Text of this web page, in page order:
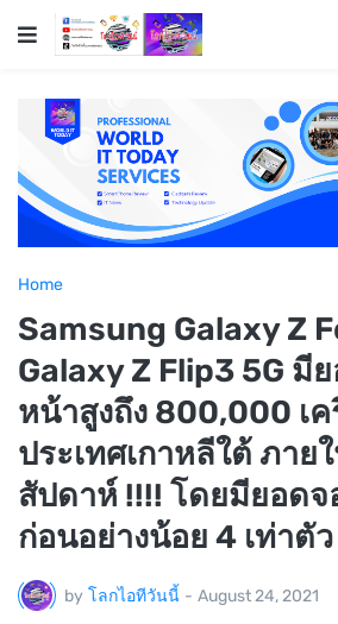
Home
Samsung Galaxy Z
Galaxy Z Flip3 5G มี
หน้าสูงถึง 800,000 เค
ประเทศเกาหลีใต้ ภายใ
สัปดาห์ !!!! โดยมียอดจ
ก่อนอย่างน้อย 4 เท่าตัว
by โลกไอทีวันนี้ - August 24, 2021